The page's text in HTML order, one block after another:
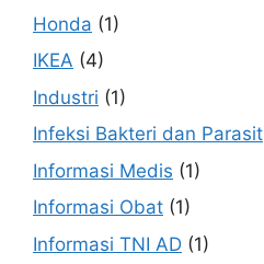
Honda (1)
IKEA (4)
Industri (1)
Infeksi Bakteri dan Parasit
Informasi Medis (1)
Informasi Obat (1)
Informasi TNI AD (1)